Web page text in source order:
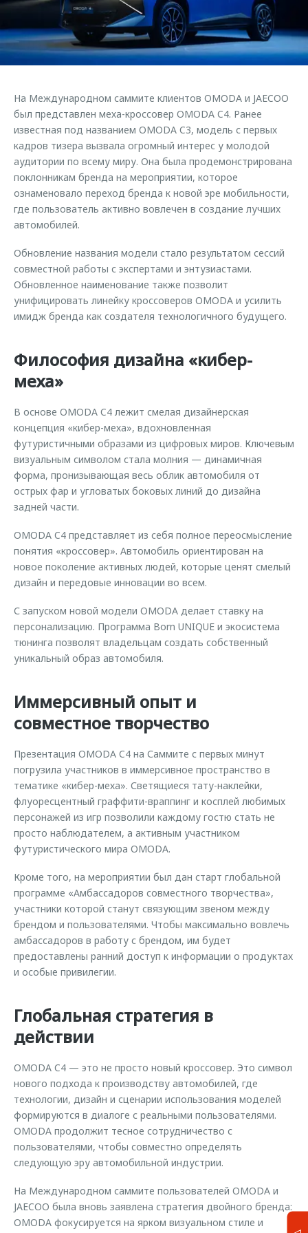
Страхование
Кредитный калькулятор
Оригинальные аксессуары
Запчасти
Трейд-ин
Калькулятор трейд-ин
Клиентская поддержка
O&J Автоклуб
Клуб владельцев OMODA
Аксессуары
Одежда и сувениры
Оригинальные аксессуары
Запчасти
Обратная связь
На Международном саммите клиентов OMODA и JAECOO
был представлен меха-кроссовер OMODA C4. Ранее
известная под названием OMODA C3, модель с первых
кадров тизера вызвала огромный интерес у молодой
аудитории по всему миру. Она была продемонстрирована
поклонникам бренда на мероприятии, которое
ознаменовало переход бренда к новой эре мобильности,
где пользователь активно вовлечен в создание лучших
автомобилей.
Обновление названия модели стало результатом сессий
совместной работы с экспертами и энтузиастами.
Обновленное наименование также позволит
унифицировать линейку кроссоверов OMODA и усилить
имидж бренда как создателя технологичного будущего.
Философия дизайна «кибер-
меха»
В основе OMODA C4 лежит смелая дизайнерская
концепция «кибер-меха», вдохновленная
футуристичными образами из цифровых миров. Ключевым
визуальным символом стала молния — динамичная
форма, пронизывающая весь облик автомобиля от
острых фар и угловатых боковых линий до дизайна
задней части.
OMODA C4 представляет из себя полное переосмысление
понятия «кроссовер». Автомобиль ориентирован на
новое поколение активных людей, которые ценят смелый
дизайн и передовые инновации во всем.
С запуском новой модели OMODA делает ставку на
персонализацию. Программа Born UNIQUE и экосистема
тюнинга позволят владельцам создать собственный
уникальный образ автомобиля.
Иммерсивный опыт и
совместное творчество
Презентация OMODA C4 на Саммите с первых минут
погрузила участников в иммерсивное пространство в
тематике «кибер-меха». Светящиеся тату-наклейки,
флуоресцентный граффити-враппинг и косплей любимых
персонажей из игр позволили каждому гостю стать не
просто наблюдателем, а активным участником
футуристического мира OMODA.
Кроме того, на мероприятии был дан старт глобальной
программе «Амбассадоров совместного творчества»,
участники которой станут связующим звеном между
брендом и пользователями. Чтобы максимально вовлечь
амбассадоров в работу с брендом, им будет
предоставлены ранний доступ к информации о продуктах
и особые привилегии.
Глобальная стратегия в
действии
OMODA C4 — это не просто новый кроссовер. Это символ
нового подхода к производству автомобилей, где
технологии, дизайн и сценарии использования моделей
формируются в диалоге с реальными пользователями.
OMODA продолжит тесное сотрудничество с
пользователями, чтобы совместно определять
следующую эру автомобильной индустрии.
На Международном саммите пользователей OMODA и
JAECOO была вновь заявлена стратегия двойного бренда:
OMODA фокусируется на ярком визуальном стиле и